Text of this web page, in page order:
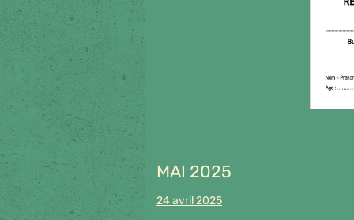
MAI 2025
24 avril 2025